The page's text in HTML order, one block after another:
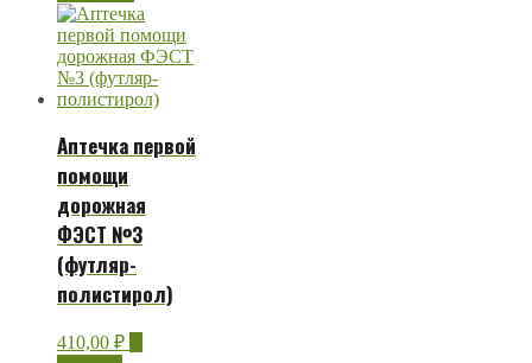
Аптечка первой
помощи
дорожная
ФЭСТ №3
(футляр-
полистирол)
410,00 ₽